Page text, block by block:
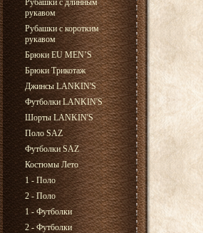
Рубашки с длинным
рукавом
Рубашки с коротким
рукавом
Брюки EU MEN’S
Брюки Трикотаж
Джинсы LANKIN'S
Футболки LANKIN'S
Шорты LANKIN'S
Поло SAZ
Футболки SAZ
Костюмы Лето
1 - Поло
2 - Поло
1 - Футболки
2 - Футболки